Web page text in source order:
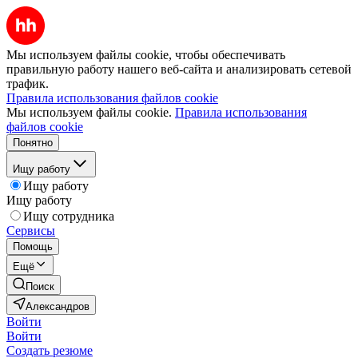
Мы используем файлы cookie, чтобы обеспечивать
правильную работу нашего веб-сайта и анализировать сетевой
трафик.
Правила использования файлов cookie
Мы используем файлы cookie. Правила использования
файлов cookie
Понятно
Ищу работу
Ищу работу
Ищу работу
Ищу сотрудника
Сервисы
Помощь
Ещё
Поиск
Александров
Войти
Войти
Создать резюме